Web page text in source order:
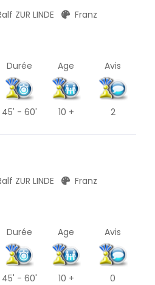
ZUR LINDE
Franz
Durée
45' - 60'
Age
10 +
Avis
2
ZUR LINDE
Franz
Durée
45' - 60'
Age
10 +
Avis
0